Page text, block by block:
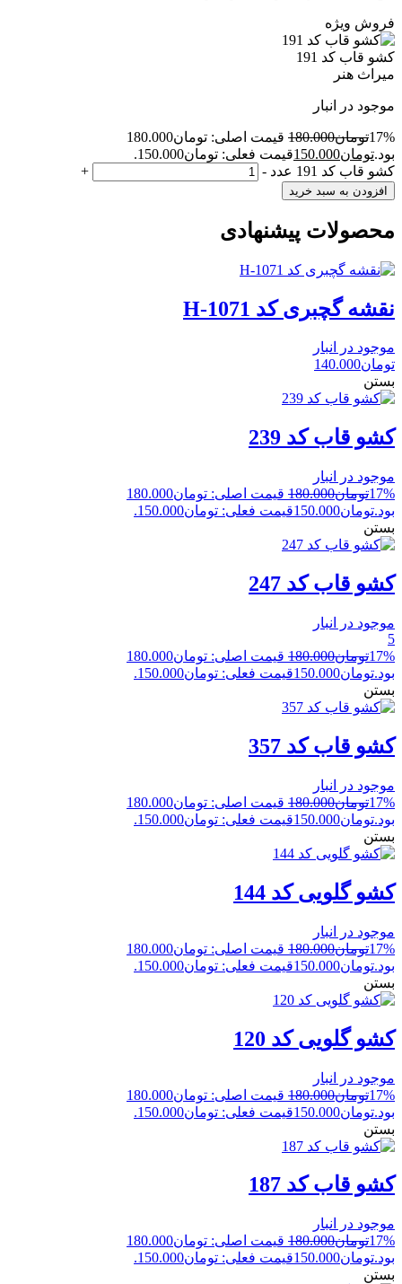
فروش ویژه
کشو قاب کد 191
میراث هنر
موجود در انبار
17%تومان180.000
قیمت اصلی: تومان180.000
بود.تومان150.000قیمت فعلی: تومان150.000.
کشو قاب کد 191 عدد
-
+
افزودن به سبد خرید
محصولات پیشنهادی
نقشه گچبری کد H-1071
موجود در انبار
تومان140.000
بستن
کشو قاب کد 239
موجود در انبار
17%تومان180.000
قیمت اصلی: تومان180.000
بود.تومان150.000قیمت فعلی: تومان150.000.
بستن
کشو قاب کد 247
موجود در انبار
5
17%تومان180.000
قیمت اصلی: تومان180.000
بود.تومان150.000قیمت فعلی: تومان150.000.
بستن
کشو قاب کد 357
موجود در انبار
17%تومان180.000
قیمت اصلی: تومان180.000
بود.تومان150.000قیمت فعلی: تومان150.000.
بستن
کشو گلویی کد 144
موجود در انبار
17%تومان180.000
قیمت اصلی: تومان180.000
بود.تومان150.000قیمت فعلی: تومان150.000.
بستن
کشو گلویی کد 120
موجود در انبار
17%تومان180.000
قیمت اصلی: تومان180.000
بود.تومان150.000قیمت فعلی: تومان150.000.
بستن
کشو قاب کد 187
موجود در انبار
17%تومان180.000
قیمت اصلی: تومان180.000
بود.تومان150.000قیمت فعلی: تومان150.000.
بستن